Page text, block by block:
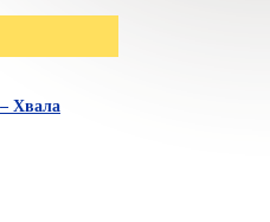
Хвала